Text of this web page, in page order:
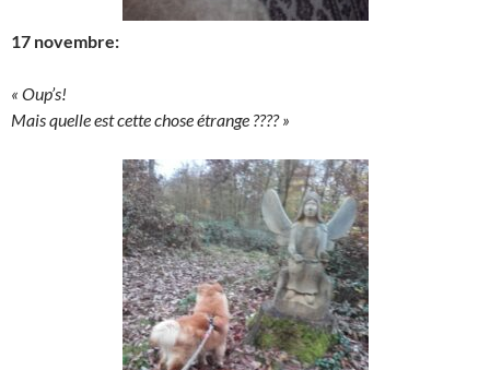
17 novembre:
« Oup’s!
Mais quelle est cette chose étrange ???? »